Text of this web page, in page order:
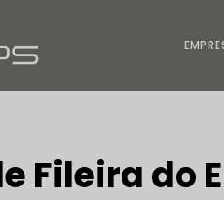
Fileira do